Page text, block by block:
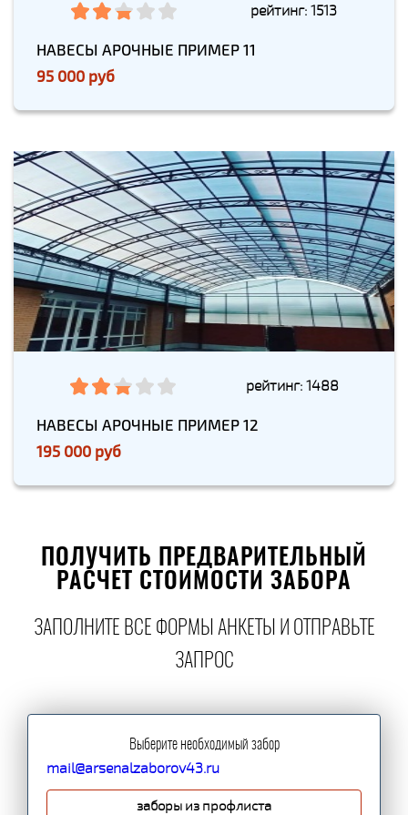
рейтинг: 1513
НАВЕСЫ АРОЧНЫЕ ПРИМЕР 11
95 000 руб
рейтинг: 1488
НАВЕСЫ АРОЧНЫЕ ПРИМЕР 12
195 000 руб
ПОЛУЧИТЬ ПРЕДВАРИТЕЛЬНЫЙ
РАСЧЕТ СТОИМОСТИ ЗАБОРА
ЗАПОЛНИТЕ ВСЕ ФОРМЫ АНКЕТЫ И ОТПРАВЬТЕ
ЗАПРОС
Выберите необходимый забор
mail@arsenalzaborov43.ru
заборы из профлиста